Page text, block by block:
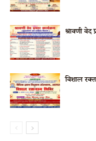
श्रावणी
विशाल